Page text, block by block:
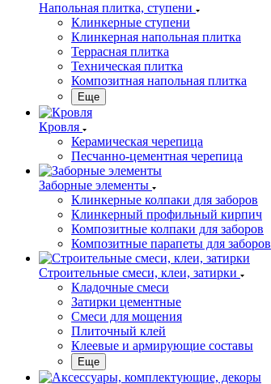
Напольная плитка, ступени
Клинкерные ступени
Клинкерная напольная плитка
Террасная плитка
Техническая плитка
Композитная напольная плитка
Еще
Кровля
Керамическая черепица
Песчанно-цементная черепица
Заборные элементы
Клинкерные колпаки для заборов
Клинкерный профильный кирпич
Композитные колпаки для заборов
Композитные парапеты для заборов
Строительные смеси, клеи, затирки
Кладочные смеси
Затирки цементные
Смеси для мощения
Плиточный клей
Клеевые и армирующие составы
Еще